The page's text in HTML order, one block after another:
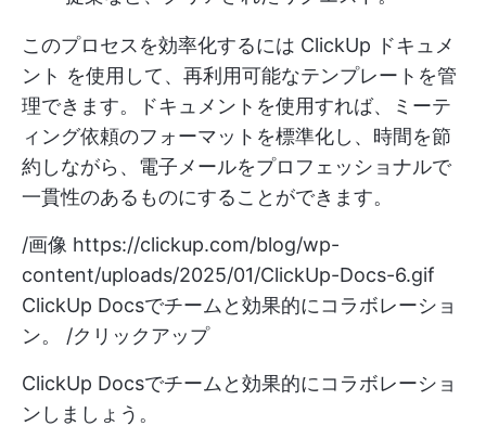
このプロセスを効率化するには ClickUp ドキュメ
ント を使用して、再利用可能なテンプレートを管
理できます。ドキュメントを使用すれば、ミーテ
ィング依頼のフォーマットを標準化し、時間を節
約しながら、電子メールをプロフェッショナルで
一貫性のあるものにすることができます。
/画像 https://clickup.com/blog/wp-
content/uploads/2025/01/ClickUp-Docs-6.gif
ClickUp Docsでチームと効果的にコラボレーショ
ン。 /クリックアップ
ClickUp Docsでチームと効果的にコラボレーショ
ンしましょう。